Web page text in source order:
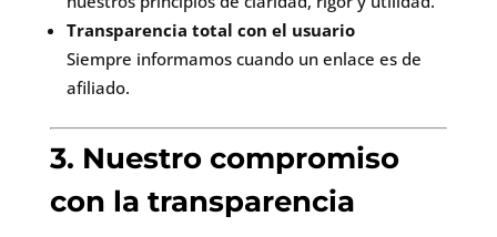
Transparencia total con el usuario
Siempre informamos cuando un enlace es de
afiliado.
3. Nuestro compromiso
con la transparencia